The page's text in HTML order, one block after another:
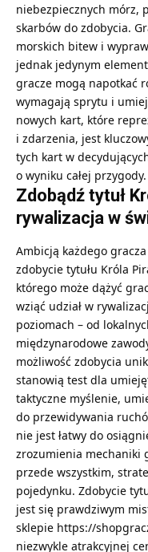
niebezpiecznych mórz,
skarbów do zdobycia.
morskich bitew i
jednak jedynym
gracze mogą napotkać
wymagają sprytu i
nowych kart, które
i zdarzenia, jest
tych kart w
o wyniku całej przygody.
Zdobądź tytuł
rywalizacja w
Ambicją każdego gracza
zdobycie tytułu Króla
którego może dążyć
wziąć udział w
poziomach – od
międzynarodowe
możliwość zdobycia
stanowią test dla
taktyczne myślenie,
do przewidywania
nie jest łatwy do
zrozumienia mechaniki
przede wszystkim,
pojedynku. Zdobycie
jest się prawdziwym
sklepie https://
niezwykle atrakcyjnej